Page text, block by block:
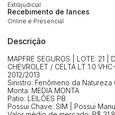
Extrajudicial
Recebimento de lances
Online e Presencial
Descrição
MAPFRE SEGUROS | LOTE: 21 |
CHEVROLET / CELTA LT 1.0
2012/2013
Sinistro: Fenômeno da Natureza
Monta: MEDIA MONTA
Patio: LEILÕES PB
Possui Chave: SIM | Possui
14/04/2025 18:43:11
Clique aqui para fazer login